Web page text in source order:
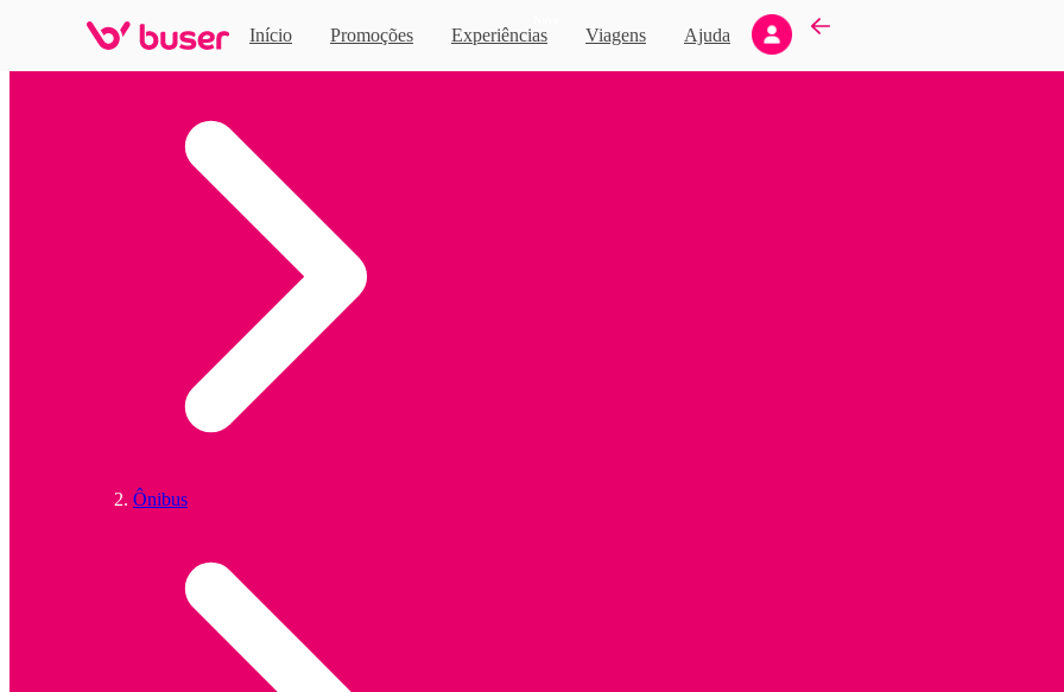
Início Promoções Experiências Viagens Ajuda
Ônibus